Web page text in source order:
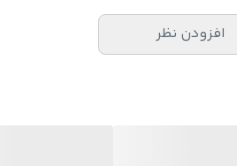
افزودن نظر